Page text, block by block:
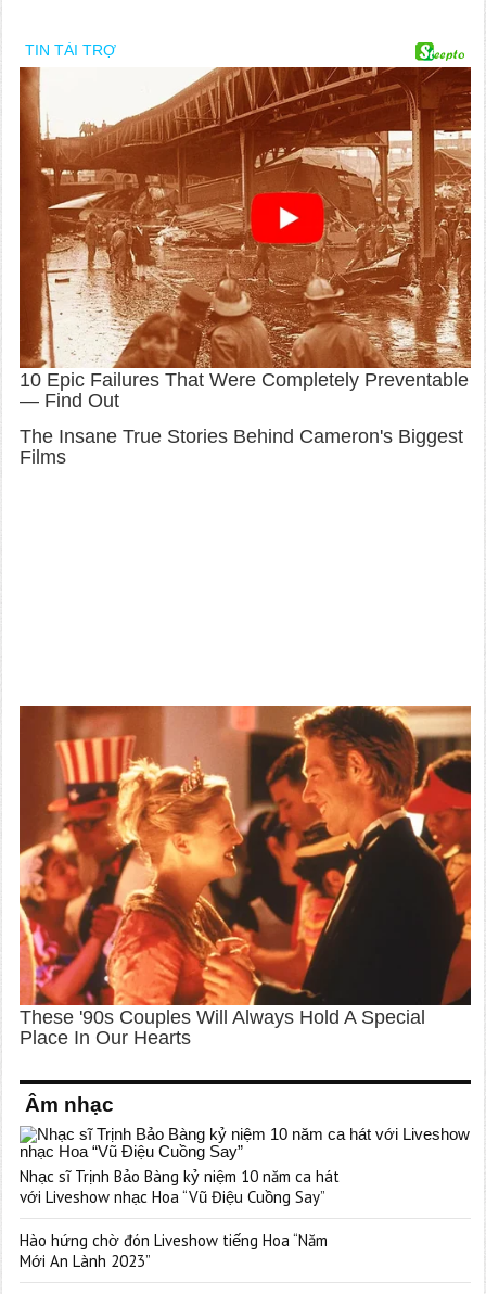
Âm nhạc
Nhạc sĩ Trịnh Bảo Bàng kỷ niệm 10 năm ca hát
với Liveshow nhạc Hoa “Vũ Điệu Cuồng Say”
Hào hứng chờ đón Liveshow tiếng Hoa “Năm
Mới An Lành 2023”